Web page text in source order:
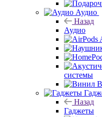
Аудио
Назад
Аудио
системы
Назад
Гаджеты